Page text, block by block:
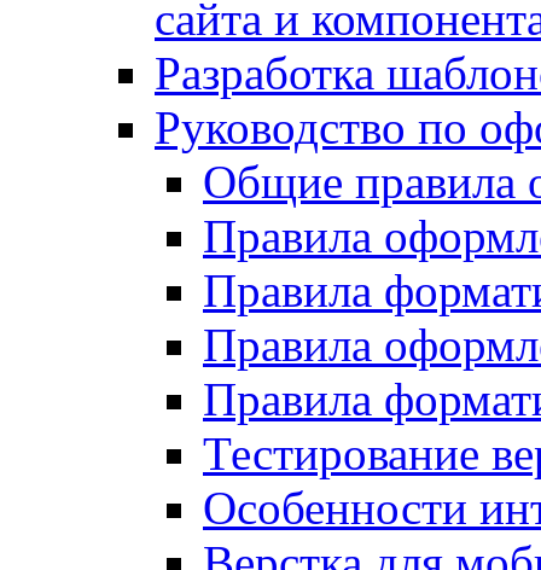
сайта и
Разработка
Руководство по
Общие правила
Правила
Правила
Правила
Правила
Тестирование
Особенности